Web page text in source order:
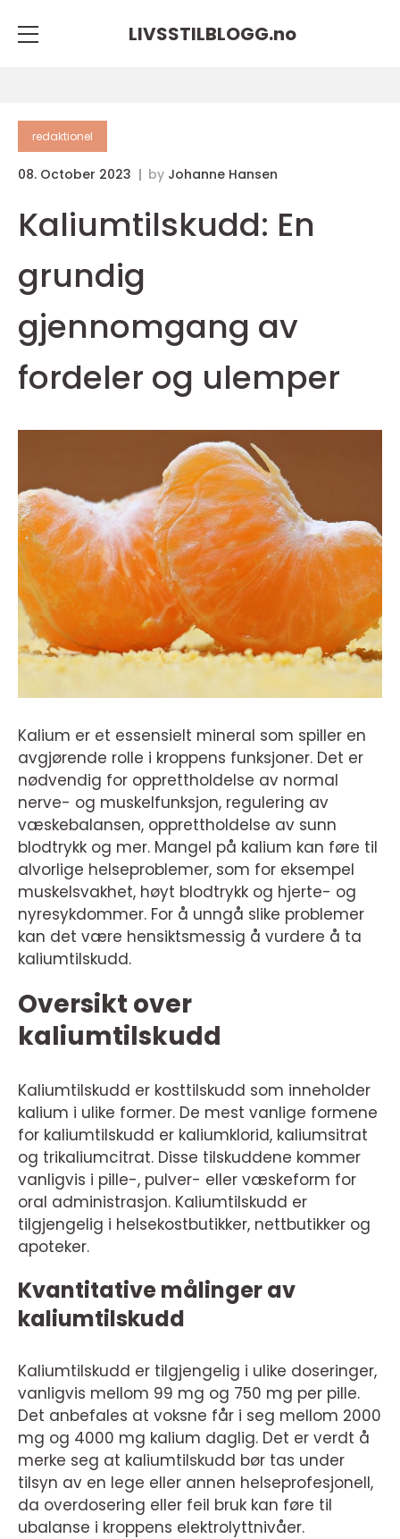
LIVSSTILBLOGG.no
redaktionel
08. October 2023 by Johanne Hansen
Kaliumtilskudd: En
grundig
gjennomgang av
fordeler og ulemper
Kalium er et essensielt mineral som spiller en
avgjørende rolle i kroppens funksjoner. Det er
nødvendig for opprettholdelse av normal
nerve- og muskelfunksjon, regulering av
væskebalansen, opprettholdelse av sunn
blodtrykk og mer. Mangel på kalium kan føre til
alvorlige helseproblemer, som for eksempel
muskelsvakhet, høyt blodtrykk og hjerte- og
nyresykdommer. For å unngå slike problemer
kan det være hensiktsmessig å vurdere å ta
kaliumtilskudd.
Oversikt over
kaliumtilskudd
Kaliumtilskudd er kosttilskudd som inneholder
kalium i ulike former. De mest vanlige formene
for kaliumtilskudd er kaliumklorid, kaliumsitrat
og trikaliumcitrat. Disse tilskuddene kommer
vanligvis i pille-, pulver- eller væskeform for
oral administrasjon. Kaliumtilskudd er
tilgjengelig i helsekostbutikker, nettbutikker og
apoteker.
Kvantitative målinger av
kaliumtilskudd
Kaliumtilskudd er tilgjengelig i ulike doseringer,
vanligvis mellom 99 mg og 750 mg per pille.
Det anbefales at voksne får i seg mellom 2000
mg og 4000 mg kalium daglig. Det er verdt å
merke seg at kaliumtilskudd bør tas under
tilsyn av en lege eller annen helseprofesjonell,
da overdosering eller feil bruk kan føre til
ubalanse i kroppens elektrolyttnivåer.